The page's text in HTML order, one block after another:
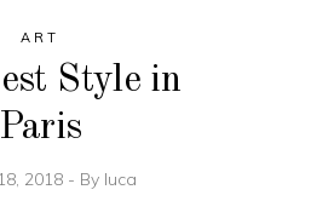
ART
Style in
Paris
2018 By luca